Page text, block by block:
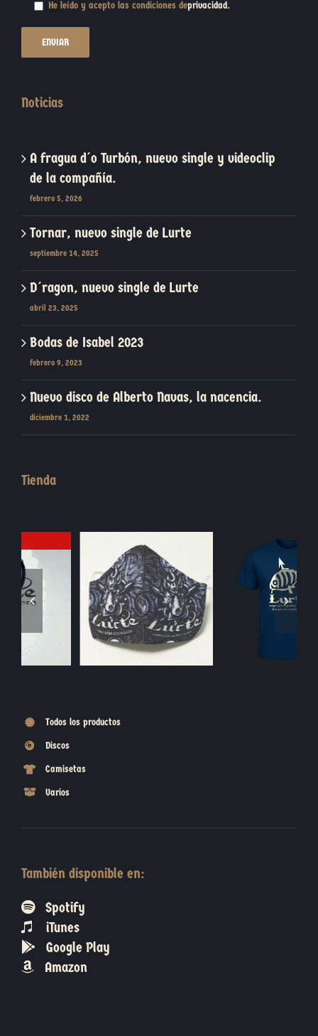
He leído y acepto las condiciones deprivacidad.
Noticias
A fragua d´o Turbón, nuevo single y videoclip
de la compañía.
febrero 5, 2026
Tornar, nuevo single de Lurte
septiembre 14, 2025
D´ragon, nuevo single de Lurte
abril 23, 2025
Bodas de Isabel 2023
febrero 9, 2023
Nuevo disco de Alberto Navas, la nacencia.
diciembre 1, 2022
Tienda
Blasón Piedra Moneda Jabalí
Todos los productos
Discos
Camisetas
Varios
También disponible en:
Spotify
iTunes
Google Play
Amazon